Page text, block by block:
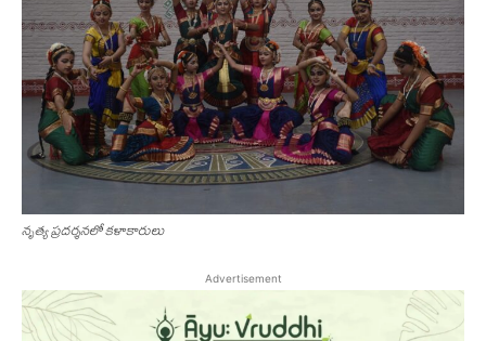
నృత్య ప్రదర్శనలో కళాకారులు
Advertisement